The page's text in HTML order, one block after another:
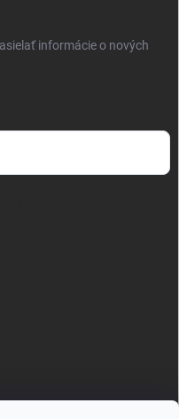
informácie o nových